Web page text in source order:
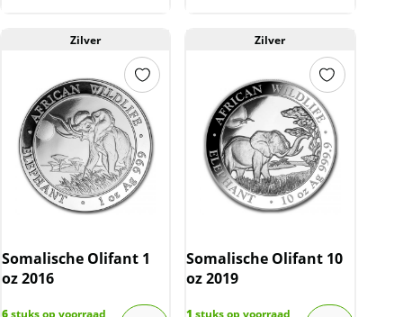
Zilver
Somalische Olifant 1
oz 2016
6stuks op voorraad
Zilver
Somalische Olifant 10
oz 2019
1 stuks op voorraad